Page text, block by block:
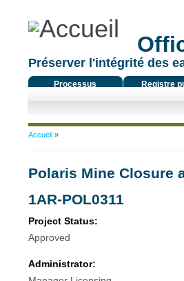
Préserver l'intégrité des
Processus
Registre
Vous êtes ici
Accueil»
Polaris Mine Closure
1AR-POL0311
Project Status:
Approved
Administrator: